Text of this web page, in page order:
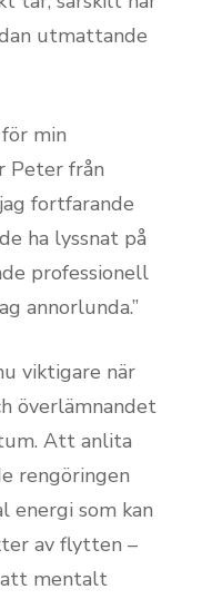
utmattande
min
Peter från
fortfarande
ha lyssnat på
professionell
annorlunda.”
viktigare när
överlämnandet
Att anlita
rengöringen
energi som kan
av flytten –
att mentalt